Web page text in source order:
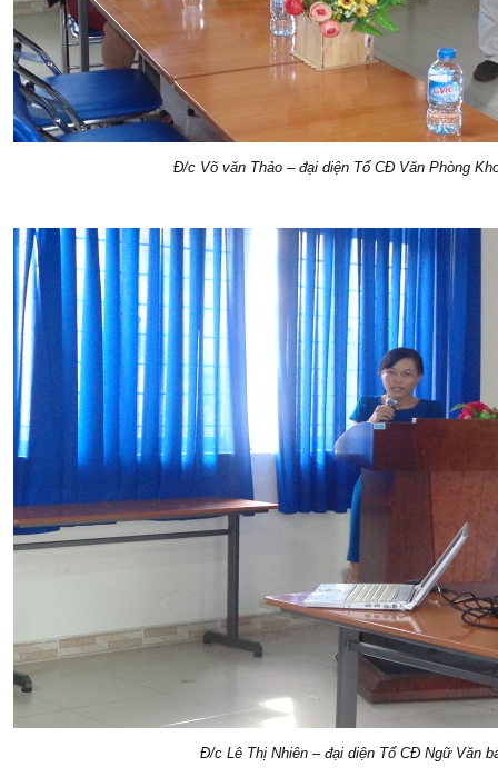
Đ/c Võ văn Thảo – đại diện Tổ CĐ Văn Phòng
Đ/c Lê Thị Nhiên – đại diện Tổ CĐ Ngữ Văn